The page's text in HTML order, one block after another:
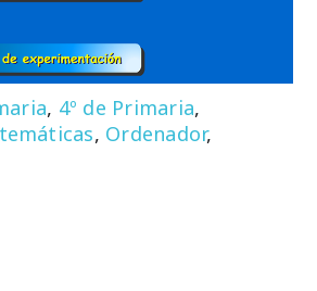
, 4º de Primaria,
, Ordenador,